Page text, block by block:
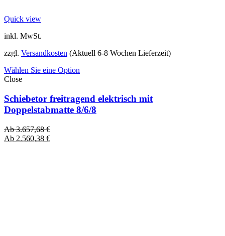
Quick view
inkl. MwSt.
zzgl. Versandkosten (Aktuell 6-8 Wochen Lieferzeit)
Wählen Sie eine Option
Close
Schiebetor freitragend elektrisch mit
Doppelstabmatte 8/6/8
Ab3.657,68€
Ab 2.560,38 €